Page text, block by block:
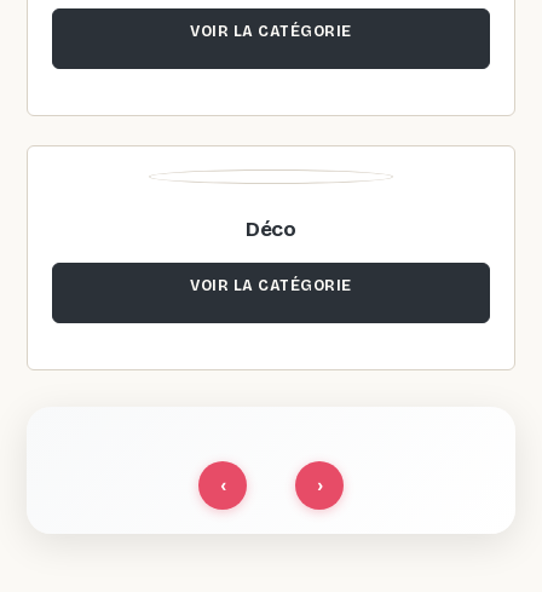
VOIR LA CATÉGORIE
Déco
VOIR LA CATÉGORIE
‹ ›